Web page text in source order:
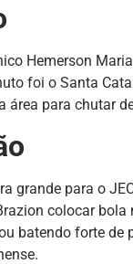
Hemerson
foi o Santa
área para chutar
grande para o
colocar bola
batendo forte de